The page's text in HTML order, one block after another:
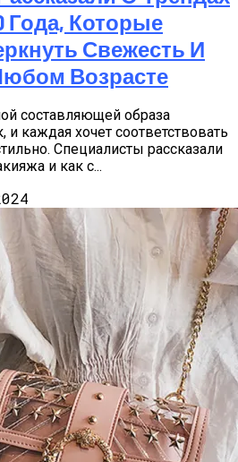
Года, Которые
Свежесть И
Возрасте
составляющей образа
каждая хочет соответствовать
Специалисты рассказали
и как с...